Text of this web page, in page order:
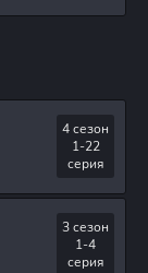
4 сезон
1-22
серия
3 сезон
1-4
серия